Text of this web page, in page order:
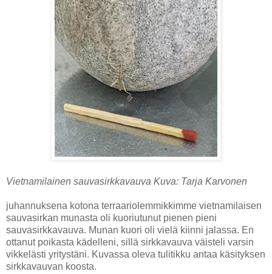
Vietnamilainen sauvasirkkavauva Kuva: Tarja Karvonen
juhannuksena kotona terraariolemmikkimme vietnamilaisen
sauvasirkan munasta oli kuoriutunut pienen pieni
sauvasirkkavauva. Munan kuori oli vielä kiinni jalassa. En
ottanut poikasta kädelleni, sillä sirkkavauva väisteli varsin
vikkelästi yritystäni. Kuvassa oleva tulitikku antaa käsityksen
sirkkavauvan koosta.